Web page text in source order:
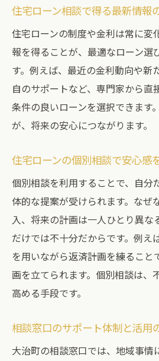
住宅ローン相談で得る最新情報
住宅ローンの制度や金利は常に変
報を得ることが、最適なローン選
す。例えば、最近の金利動向や新
自のサポートなど、専門家から直
条件の良いローンを選択できます
が、将来の安心につながります。
住宅ローンの個別相談で安心感
個別相談を利用することで、自分
体的な提案が受けられます。なぜ
入、将来の計画は一人ひとり異な
だけでは不十分だからです。例え
を用いながら返済計画を練ること
画を立てられます。個別相談は、
高める手段です。
相談窓口のサポート体制と活用
大治町の相談窓口では、地域事情